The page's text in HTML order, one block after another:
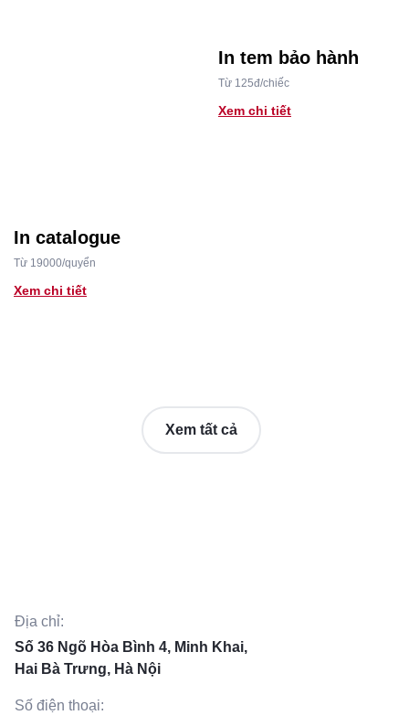
In tem bảo hành
Từ 125đ/chiếc
Xem chi tiết
In catalogue
Từ 19000/quyển
Xem chi tiết
Xem tất cả
Địa chỉ:
Số 36 Ngõ Hòa Bình 4, Minh Khai,
Hai Bà Trưng, Hà Nội
Số điện thoại: